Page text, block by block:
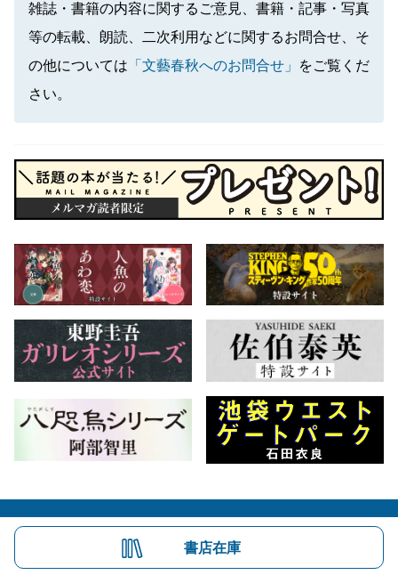
雑誌・書籍の内容に関するご意見、書籍・記事・写真
等の転載、朗読、二次利用などに関するお問合せ、そ
の他については 「文藝春秋へのお問合せ」
をご覧くだ
さい。
書店在庫
会社概要 自費出版のご案内 お問合せ
株式会社文藝春秋 文春オンライン Number Web
Copyright © Bungeishunju Ltd.